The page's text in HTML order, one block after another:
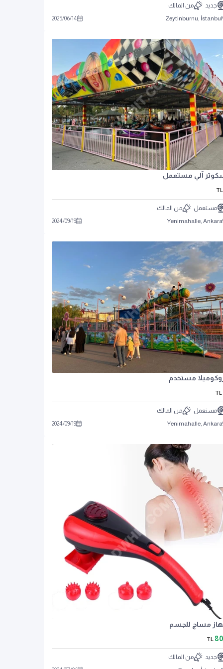
جديد
من المالك
Zeytinburnu, İstanbul
2025/06/14
آلي مستعمل
TL
مستعمل
من المالك
Yenimahalle, Ankara
2024/09/19
مستخدم
TL
مستعمل
من المالك
Yenimahalle, Ankara
2024/09/19
مساج للجسم
TL
جديد
من المالك